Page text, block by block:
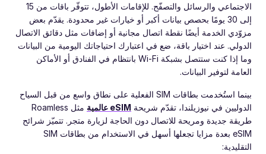
الاجتماعي والرسائل والتصفّح. للإقامات الأطول، تتوفّر باقات من 15
إلى 30 يومًا بحصص بيانات أكبر أو خيارات غير محدودة. يقدّم بعض
مزوّدي الخدمة أيضًا نقطة اتصال مجانية أو إضافات مثل دقائق الاتصال
الدولي. عند اختيار باقة، ضع في اعتبارك احتياجاتك اليومية من البيانات
وما إذا كنت ستتصل بشبكة Wi-Fi بانتظام في الفنادق أو الأماكن
العامة لتوفير البيانات.
بينما استُخدمت بطاقات SIM الفعلية على نطاق واسع من قبل السياح
الدوليين في نيوزيلندا، تقدّم شريحة eSIM عالمية
مثل Roamless
طريقة جديدة ومريحة للاتصال دون الحاجة لزيارة متجر. تتميّز شرائح
eSIM بعدة مزايا تجعلها أسهل في الاستخدام من بطاقات SIM
التقليدية: